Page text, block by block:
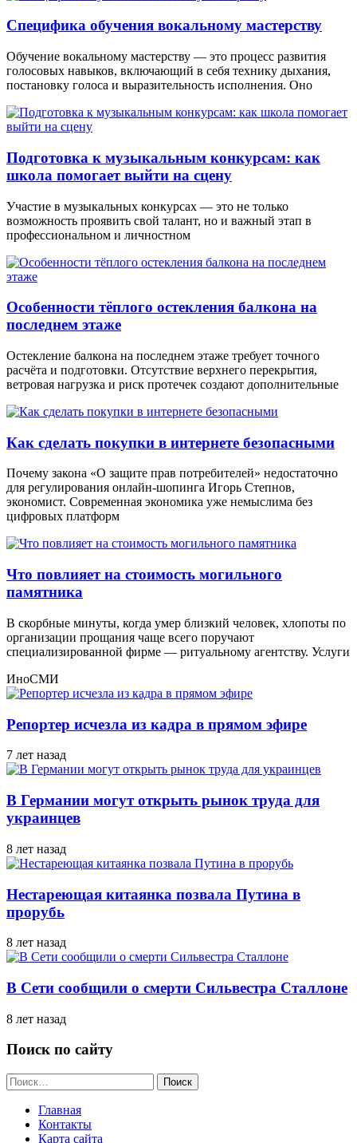
Специфика обучения вокальному мастерству
Обучение вокальному мастерству — это процесс развития
голосовых навыков, включающий в себя технику дыхания,
постановку голоса и выразительность исполнения. Оно
Подготовка к музыкальным конкурсам: как
школа помогает выйти на сцену
Участие в музыкальных конкурсах — это не только
возможность проявить свой талант, но и важный этап в
профессиональном и личностном
Особенности тёплого остекления балкона на
последнем этаже
Остекление балкона на последнем этаже требует точного
расчёта и подготовки. Отсутствие верхнего перекрытия,
ветровая нагрузка и риск протечек создают дополнительные
Как сделать покупки в интернете безопасными
Почему закона «О защите прав потребителей» недостаточно
для регулирования онлайн-шопинга Игорь Степнов,
экономист. Современная экономика уже немыслима без
цифровых платформ
Что повлияет на стоимость могильного
памятника
В скорбные минуты, когда умер близкий человек, хлопоты по
организации прощания чаще всего поручают
специализированной фирме — ритуальному агентству. Услуги
ИноСМИ
Репортер исчезла из кадра в прямом эфире
7 лет назад
В Германии могут открыть рынок труда для
украинцев
8 лет назад
Нестареющая китаянка позвала Путина в
прорубь
8 лет назад
В Сети сообщили о смерти Сильвестра Сталлоне
8 лет назад
Поиск по сайту
Найти:
Главная
Контакты
Карта сайта